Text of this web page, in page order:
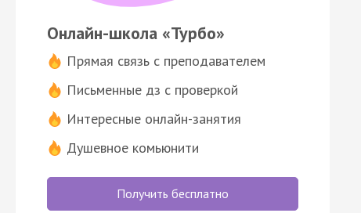
Онлайн-школа «Турбо»
Прямая связь с преподавателем
Письменные дз с проверкой
Интересные онлайн-занятия
Душевное комьюнити
Получить бесплатно